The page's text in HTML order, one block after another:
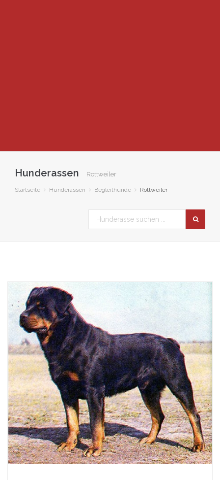
Hunderassen Rottweiler
Startseite Hunderassen Begleithunde Rottweiler